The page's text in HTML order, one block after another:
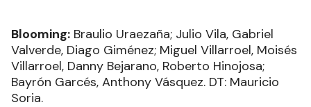
Blooming: Braulio Uraezaña; Julio Vila, Gabriel
Valverde, Diago Giménez; Miguel Villarroel, Moisés
Villarroel, Danny Bejarano, Roberto Hinojosa;
Bayrón Garcés, Anthony Vásquez. DT: Mauricio
Soria.